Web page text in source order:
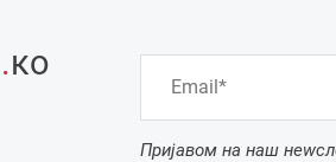
.ко
Пријавом на наш